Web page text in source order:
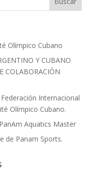
Olímpico Cubano
Y CUBANO
COLABORACIÓN
Internacional
Olímpico Cubano.
Aquatics Master
de Panam Sports.